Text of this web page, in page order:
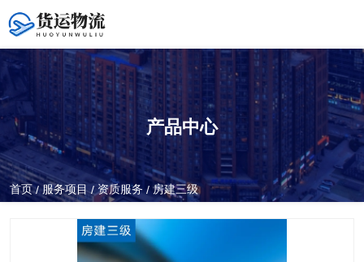
全国服务热线
400-0371-098
产品中心
首页/服务项目 /资质服务 / 房建三级